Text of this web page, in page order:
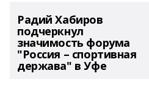
Радий Хабиров
подчеркнул
значимость форума
"Россия – спортивная
держава" в Уфе